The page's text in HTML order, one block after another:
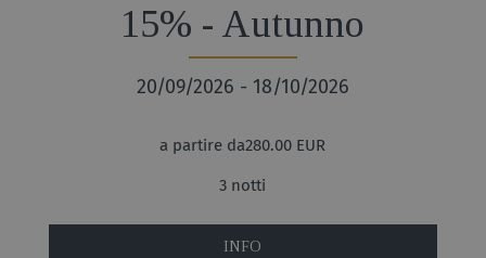
15% - Autunno
20/09/2026 - 18/10/2026
a partire da280.00 EUR
3 notti
INFO